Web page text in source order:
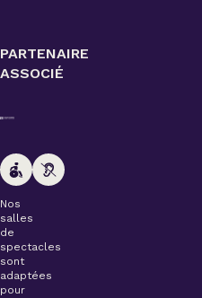
PARTENAIRE
ASSOCIÉ
Nos
salles
de
spectacles
sont
adaptées
pour